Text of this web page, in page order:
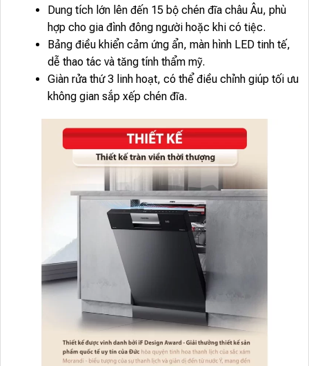
Dung tích lớn lên đến 15 bộ chén đĩa châu Âu, phù
hợp cho gia đình đông người hoặc khi có tiệc.
Bảng điều khiển cảm ứng ẩn, màn hình LED tinh tế,
dễ thao tác và tăng tính thẩm mỹ.
Giàn rửa thứ 3 linh hoạt, có thể điều chỉnh giúp tối ưu
không gian sắp xếp chén đĩa.